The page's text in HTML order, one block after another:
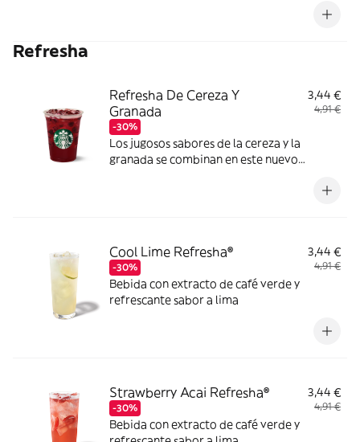
Refresha
Refresha De Cereza Y
Granada
-30%
3,44 €
4,91 €
Los jugosos sabores de la cereza y la
granada se combinan en este nuevo
ligeramente ácido de lo más refrescante
Cool Lime Refresha®
-30%
3,44 €
4,91 €
Bebida con extracto de café verde y
refrescante sabor a lima
Strawberry Acai Refresha®
-30%
3,44 €
4,91 €
Bebida con extracto de café verde y